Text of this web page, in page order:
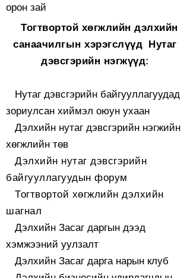
орон зай
Тогтвортой хөгжлийн дэлхийн
санаачилгын хэрэгслүүд Нутаг
дэвсгэрийн нэгжүүд:
Нутаг дэвсгэрийн байгууллагуудад
зориулсан хиймэл оюун ухаан
Дэлхийн нутаг дэвсгэрийн нэгжийн
хөгжлийн төв
Дэлхийн нутаг дэвсгэрийн
байгууллагуудын форум
Тогтвортой хөгжлийн дэлхийн
шагнал
Дэлхийн Засаг даргын дээд
хэмжээний уулзалт
Дэлхийн Засаг дарга нарын клуб